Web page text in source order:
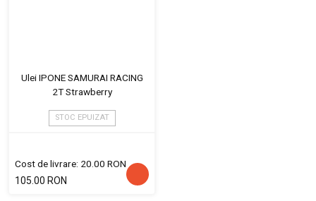
Ulei IPONE SAMURAI RACING
2T Strawberry
STOC EPUIZAT
Cost de livrare: 20.00 RON
105.00 RON